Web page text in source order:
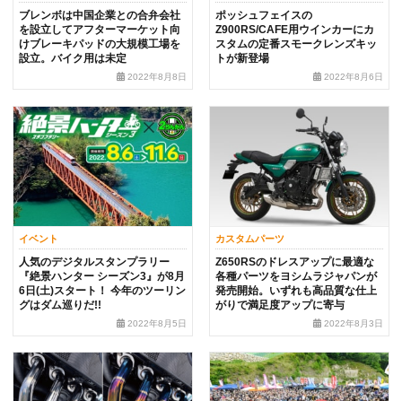
ブレンボは中国企業との合弁会社
を設立してアフターマーケット向
けブレーキパッドの大規模工場を
設立。バイク用は未定
2022年8月8日
ポッシュフェイスの
Z900RS/CAFE用ウインカーにカ
スタムの定番スモークレンズキッ
トが新登場
2022年8月6日
イベント
人気のデジタルスタンプラリー
『絶景ハンター シーズン3』が8月
6日(土)スタート！ 今年のツーリン
グはダム巡りだ!!
2022年8月5日
カスタムパーツ
Z650RSのドレスアップに最適な
各種パーツをヨシムラジャパンが
発売開始。いずれも高品質な仕上
がりで満足度アップに寄与
2022年8月3日